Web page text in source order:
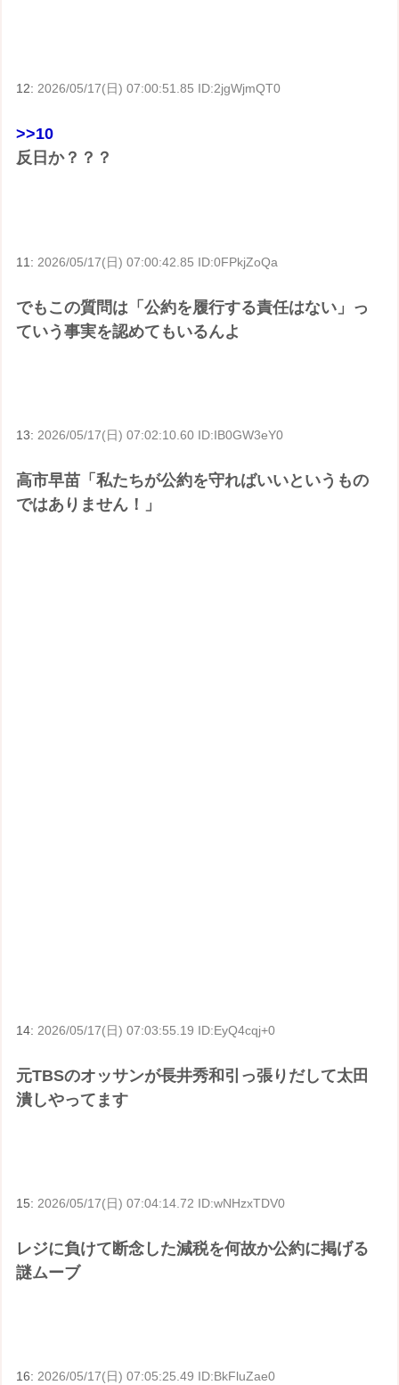
12:2026/05/17(日) 07:00:51.85 ID:2jgWjmQT0
>>10
反日か？？？
11: 2026/05/17(日) 07:00:42.85 ID:0FPkjZoQa
でもこの質問は「公約を履行する責任はない」っ
ていう事実を認めてもいるんよ
13: 2026/05/17(日) 07:02:10.60 ID:IB0GW3eY0
高市早苗「私たちが公約を守ればいいというもの
ではありません！」
14: 2026/05/17(日) 07:03:55.19 ID:EyQ4cqj+0
元TBSのオッサンが長井秀和引っ張りだして太田
潰しやってます
15: 2026/05/17(日) 07:04:14.72 ID:wNHzxTDV0
レジに負けて断念した減税を何故か公約に掲げる
謎ムーブ
16:2026/05/17(日) 07:05:25.49 ID:BkFluZae0